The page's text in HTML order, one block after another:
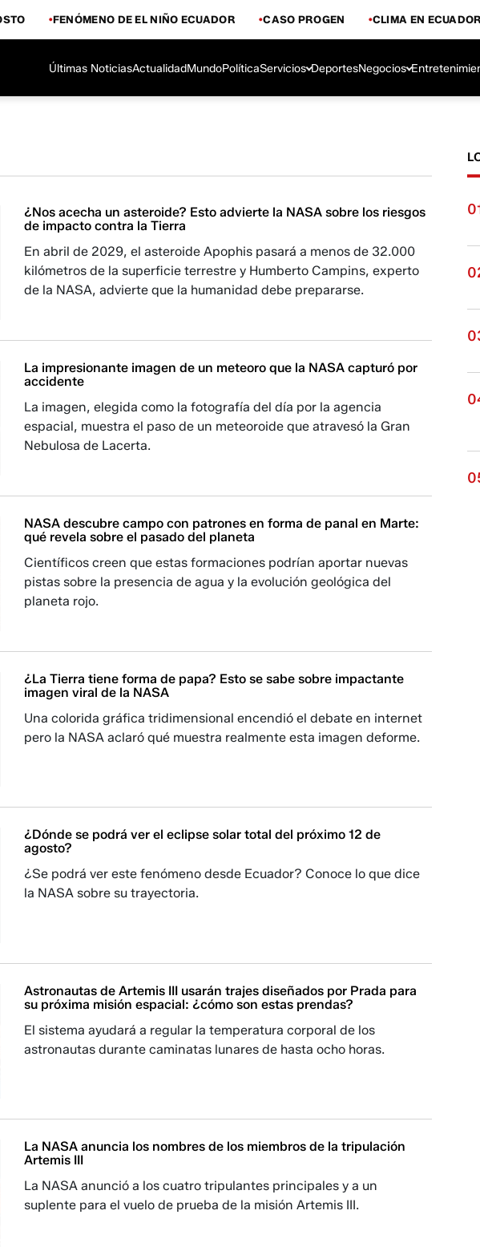
FENÓMENO DE EL NIÑO ECUADOR CASO PROGEN CLIMA EN ECUADOR
Últimas NoticiasActualidadMundoPolíticaServicios DeportesNegocios
¿Nos acecha un asteroide? Esto advierte la NASA sobre los riesgos
de impacto contra la Tierra
En abril de 2029, el asteroide Apophis pasará a menos de 32.000
kilómetros de la superficie terrestre y Humberto Campins, experto
de la NASA, advierte que la humanidad debe prepararse.
La impresionante imagen de un meteoro que la NASA capturó por
accidente
La imagen, elegida como la fotografía del día por la agencia
espacial, muestra el paso de un meteoroide que atravesó la Gran
Nebulosa de Lacerta.
NASA descubre campo con patrones en forma de panal en Marte:
qué revela sobre el pasado del planeta
Científicos creen que estas formaciones podrían aportar nuevas
pistas sobre la presencia de agua y la evolución geológica del
planeta rojo.
¿La Tierra tiene forma de papa? Esto se sabe sobre impactante
imagen viral de la NASA
Una colorida gráfica tridimensional encendió el debate en internet
pero la NASA aclaró qué muestra realmente esta imagen deforme.
¿Dónde se podrá ver el eclipse solar total del próximo 12 de
agosto?
¿Se podrá ver este fenómeno desde Ecuador? Conoce lo que dice
la NASA sobre su trayectoria.
Astronautas de Artemis III usarán trajes diseñados por Prada para
su próxima misión espacial: ¿cómo son estas prendas?
El sistema ayudará a regular la temperatura corporal de los
astronautas durante caminatas lunares de hasta ocho horas.
La NASA anuncia los nombres de los miembros de la tripulación
Artemis III
La NASA anunció a los cuatro tripulantes principales y a un
suplente para el vuelo de prueba de la misión Artemis III.